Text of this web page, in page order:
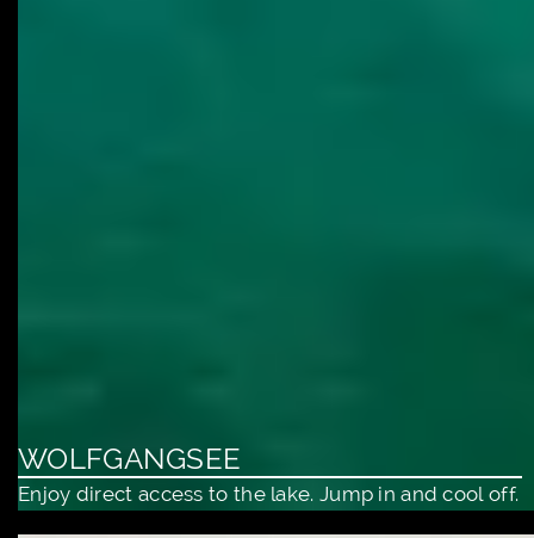
WOLFGANGSEE
Enjoy direct access to the lake. Jump in and cool off.